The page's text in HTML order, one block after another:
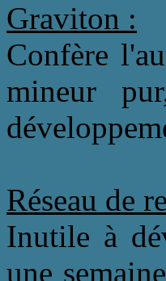
Graviton :
Confère
mineur
Réseau de
Inutile à
une